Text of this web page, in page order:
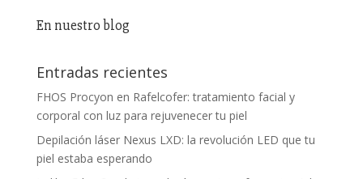
En nuestro blog
Entradas recientes
FHOS Procyon en Rafelcofer: tratamiento facial y
corporal con luz para rejuvenecer tu piel
Depilación láser Nexus LXD: la revolución LED que tu
piel estaba esperando